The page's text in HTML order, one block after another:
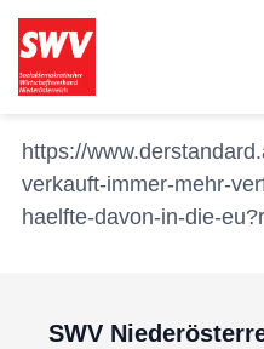
https://
verkauft-immer-mehr-
haelfte-davon-in-die-
SWV